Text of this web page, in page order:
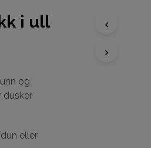
i ull
og
dusker
eller